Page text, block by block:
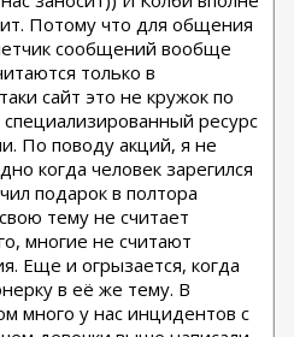
Потому что для общения
сообщений вообще
только в
сайт это не кружок по
ресурс
По поводу акций, я не
когда человек зарегился
подарок в полтора
тему не считает
многие не считают
Еще и огрызается, когда
в её же тему. В
много у нас инцидентов с